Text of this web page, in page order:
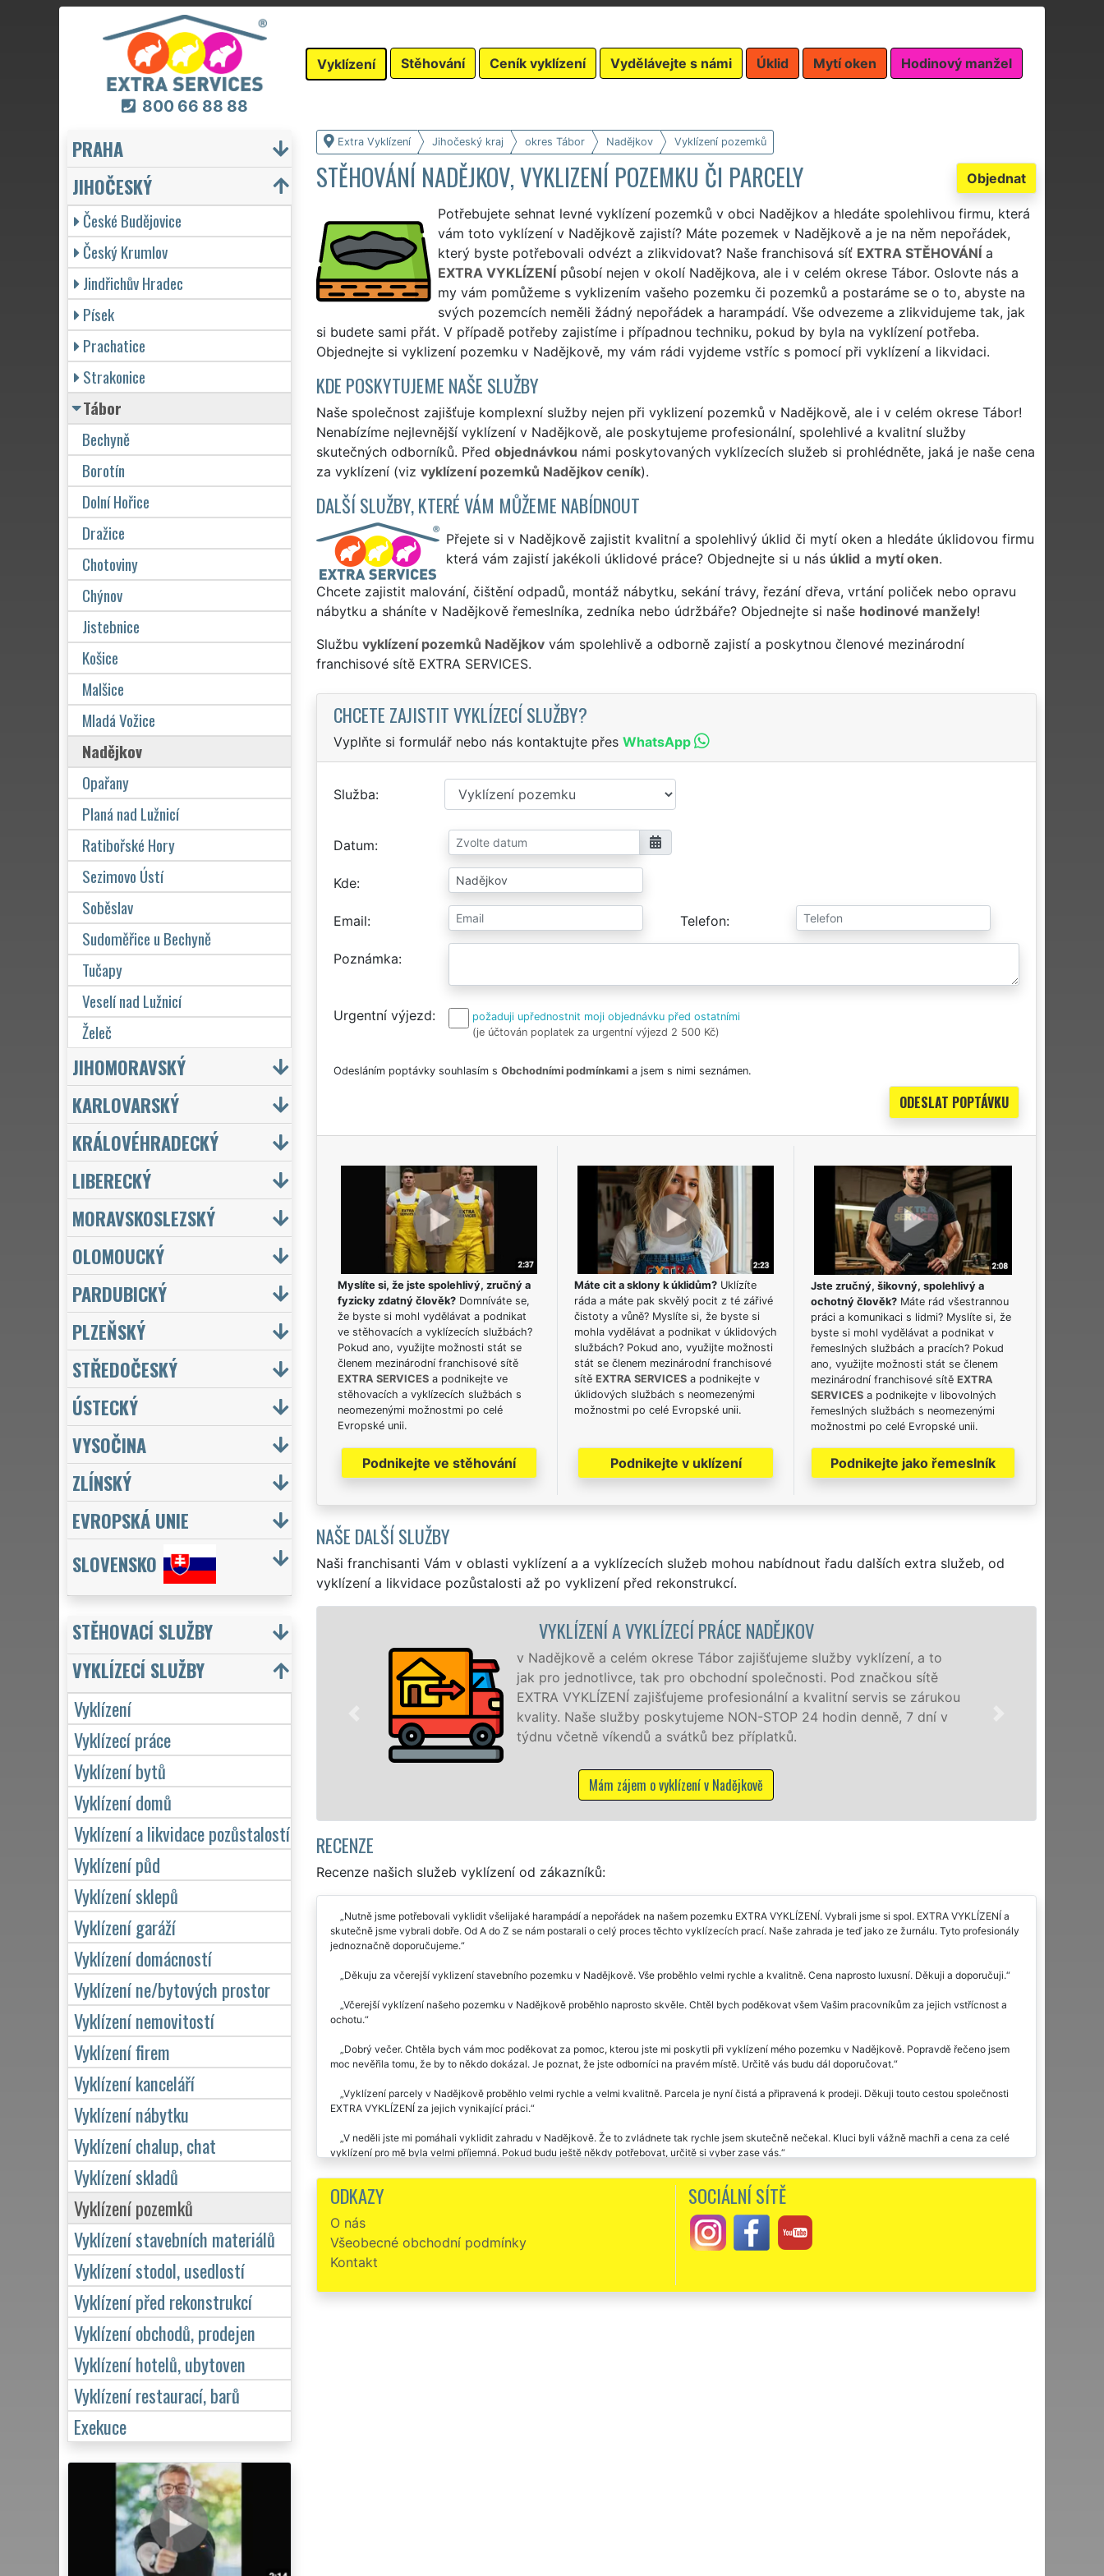
800 66 88 88
Vyklízení Stěhování Ceník vyklízení Vydělávejte s námi Úklid Mytí oken Hodinový manžel
Extra Vyklízení Jihočeský kraj okres Tábor Nadějkov Vyklízení pozemků
Objednat
STĚHOVÁNÍ NADĚJKOV, VYKLIZENÍ POZEMKU ČI PARCELY
Potřebujete sehnat levné vyklízení pozemků v obci Nadějkov a hledáte spolehlivou firmu, která
vám toto vyklízení v Nadějkově zajistí? Máte pozemek v Nadějkově a je na něm nepořádek,
který byste potřebovali odvézt a zlikvidovat? Naše franchisová síť EXTRA STĚHOVÁNÍa
EXTRA VYKLÍZENÍpůsobí nejen v okolí Nadějkova, ale i v celém okrese Tábor. Oslovte nás a
my vám pomůžeme s vyklizením vašeho pozemku či pozemků a postaráme se o to, abyste na
svých pozemcích neměli žádný nepořádek a harampádí. Vše odvezeme a zlikvidujeme tak, jak
si budete sami přát. V případě potřeby zajistíme i případnou techniku, pokud by byla na vyklízení potřeba.
Objednejte si vyklizení pozemku v Nadějkově, my vám rádi vyjdeme vstříc s pomocí při vyklízení a likvidaci.
KDE POSKYTUJEME NAŠE SLUŽBY
Naše společnost zajišťuje komplexní služby nejen při vyklizení pozemků v Nadějkově, ale i v celém okrese Tábor!
Nenabízíme nejlevnější vyklízení v Nadějkově, ale poskytujeme profesionální, spolehlivé a kvalitní služby
skutečných odborníků. Před objednávkou námi poskytovaných vyklízecích služeb si prohlédněte, jaká je naše cena
za vyklízení (viz vyklízení pozemků Nadějkov ceník).
DALŠÍ SLUŽBY, KTERÉ VÁM MŮŽEME NABÍDNOUT
Přejete si v Nadějkově zajistit kvalitní a spolehlivý úklid či mytí oken a hledáte úklidovou firmu
která vám zajistí jakékoli úklidové práce? Objednejte si u nás úklid a mytí oken.
Chcete zajistit malování, čištění odpadů, montáž nábytku, sekání trávy, řezání dřeva, vrtání poliček nebo opravu
nábytku a sháníte v Nadějkově řemeslníka, zedníka nebo údržbáře? Objednejte si naše hodinové manžely!
Službu vyklízení pozemků Nadějkovvám spolehlivě a odborně zajistí a poskytnou členové mezinárodní
franchisové sítě EXTRA SERVICES.
CHCETE ZAJISTIT VYKLÍZECÍ SLUŽBY?
Vyplňte si formulář nebo nás kontaktujte přes WhatsApp
Služba
Datum
Kde
Email Telefon
Poznámka
Urgentní výjezd
požaduji upřednostnit moji objednávku před ostatními
(je účtován poplatek za urgentní výjezd 2 500 Kč)
Odesláním poptávky souhlasím s Obchodními podmínkamia jsem s nimi seznámen.
Myslíte si, že jste spolehlivý, zručný a
fyzicky zdatný člověk?Domníváte se,
že byste si mohl vydělávat a podnikat
ve stěhovacích a vyklízecích službách?
Pokud ano, využijte možnosti stát se
členem mezinárodní franchisové sítě
EXTRA SERVICESa podnikejte ve
stěhovacích a vyklízecích službách s
neomezenými možnostmi po celé
Evropské unii.
Podnikejte ve stěhování
Máte cit a sklony k úklidům?Uklízíte
ráda a máte pak skvělý pocit z té zářivé
čistoty a vůně? Myslíte si, že byste si
mohla vydělávat a podnikat v úklidových
službách? Pokud ano, využijte možnosti
stát se členem mezinárodní franchisové
sítě EXTRA SERVICESa podnikejte v
úklidových službách s neomezenými
možnostmi po celé Evropské unii.
Podnikejte v uklízení
Jste zručný, šikovný, spolehlivý a
ochotný člověk? Máte rád všestrannou
práci a komunikaci s lidmi? Myslíte si, že
byste si mohl vydělávat a podnikat v
řemeslných službách a pracích? Pokud
ano, využijte možnosti stát se členem
mezinárodní franchisové sítě EXTRA
SERVICES a podnikejte v libovolných
řemeslných službách s neomezenými
možnostmi po celé Evropské unii.
Podnikejte jako řemeslník
NAŠE DALŠÍ SLUŽBY
Naši franchisanti Vám v oblasti vyklízení a a vyklízecích služeb mohou nabídnout řadu dalších extra služeb, od
vyklízení a likvidace pozůstalosti až po vyklizení před rekonstrukcí.
VYKLÍZENÍ A VYKLÍZECÍ PRÁCE NADĚJKOV
v Nadějkově a celém okrese Tábor zajišťujeme služby vyklízení, a to
jak pro jednotlivce, tak pro obchodní společnosti. Pod značkou sítě
EXTRA VYKLÍZENÍ zajišťujeme profesionální a kvalitní servis se zárukou
kvality. Naše služby poskytujeme NON-STOP 24 hodin denně, 7 dní v
týdnu včetně víkendů a svátků bez příplatků.
a okolí. Poskytujeme
RECENZE
Recenze našich služeb vyklízení od zákazníků:
Nutně jsme potřebovali vyklidit všelijaké harampádí a nepořádek na našem pozemku EXTRA VYKLÍZENÍ. Vybrali jsme si spol. EXTRA VYKLÍZENÍ a
skutečně jsme vybrali dobře. Od A do Z se nám postarali o celý proces těchto vyklízecích prací. Naše zahrada je teď jako ze žurnálu. Tyto profesionály
jednoznačně doporučujeme.
Děkuju za včerejší vyklizení stavebního pozemku v Nadějkově. Vše proběhlo velmi rychle a kvalitně. Cena naprosto luxusní. Děkuji a doporučuji.
Včerejší vyklízení našeho pozemku v Nadějkově proběhlo naprosto skvěle. Chtěl bych poděkovat všem Vašim pracovníkům za jejich vstřícnost a
ochotu.
Dobrý večer. Chtěla bych vám moc poděkovat za pomoc, kterou jste mi poskytli při vyklízení mého pozemku v Nadějkově. Popravdě řečeno jsem
moc nevěřila tomu, že by to někdo dokázal. Je poznat, že jste odborníci na pravém místě. Určitě vás budu dál doporučovat.
Vyklízení parcely v Nadějkově proběhlo velmi rychle a velmi kvalitně. Parcela je nyní čistá a připravená k prodeji. Děkuji touto cestou společnosti
EXTRA VYKLÍZENÍ za jejich vynikající práci.
V neděli jste mi pomáhali vyklidit zahradu v Nadějkově. Že to zvládnete tak rychle jsem skutečně nečekal. Kluci byli vážně machři a cena za celé
vyklízení pro mě byla velmi příjemná. Pokud budu ještě někdy potřebovat, určitě si vyber zase vás.
ODKAZY
O nás
Všeobecné obchodní podmínky
Kontakt
SOCIÁLNÍ SÍTĚ
PRAHA
JIHOČESKÝ
České Budějovice
Český Krumlov
Jindřichův Hradec
Písek
Prachatice
Strakonice
Tábor
Bechyně
Borotín
Dolní Hořice
Dražice
Chotoviny
Chýnov
Jistebnice
Košice
Malšice
Mladá Vožice
Nadějkov
Opařany
Planá nad Lužnicí
Ratibořské Hory
Sezimovo Ústí
Soběslav
Sudoměřice u Bechyně
Tučapy
Veselí nad Lužnicí
Želeč
JIHOMORAVSKÝ
KARLOVARSKÝ
KRÁLOVÉHRADECKÝ
LIBERECKÝ
MORAVSKOSLEZSKÝ
OLOMOUCKÝ
PARDUBICKÝ
PLZEŇSKÝ
STŘEDOČESKÝ
ÚSTECKÝ
VYSOČINA
ZLÍNSKÝ
EVROPSKÁ UNIE
SLOVENSKO
STĚHOVACÍ SLUŽBY
VYKLÍZECÍ SLUŽBY
Vyklízení
Vyklízecí práce
Vyklízení bytů
Vyklízení domů
Vyklízení a likvidace pozůstalostí
Vyklízení půd
Vyklízení sklepů
Vyklízení garáží
Vyklízení domácností
Vyklízení ne/bytových prostor
Vyklízení nemovitostí
Vyklízení firem
Vyklízení kanceláří
Vyklízení nábytku
Vyklízení chalup, chat
Vyklízení skladů
Vyklízení pozemků
Vyklízení stavebních materiálů
Vyklízení stodol, usedlostí
Vyklízení před rekonstrukcí
Vyklízení obchodů, prodejen
Vyklízení hotelů, ubytoven
Vyklízení restaurací, barů
Exekuce